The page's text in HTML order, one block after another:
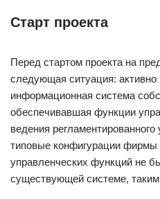
Старт проекта
Перед стартом проекта на
следующая ситуация: активно
информационная система
обеспечивавшая функции
ведения
типовые конфигурации фирмы
управленческих функций не
существующей системе,